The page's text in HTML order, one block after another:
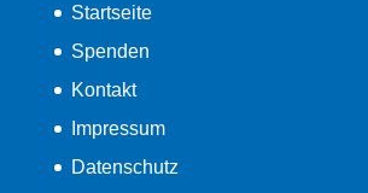
Startseite
Spenden
Kontakt
Impressum
Datenschutz